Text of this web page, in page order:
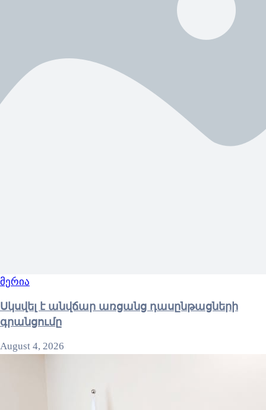
მერია
Սկսվել է անվճար առցանց դասընթացների
գրանցումը
August 4, 2026